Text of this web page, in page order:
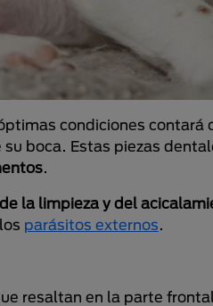
condiciones contará
boca. Estas piezas
.
la limpieza y del
parásitos externos.
resaltan en la parte